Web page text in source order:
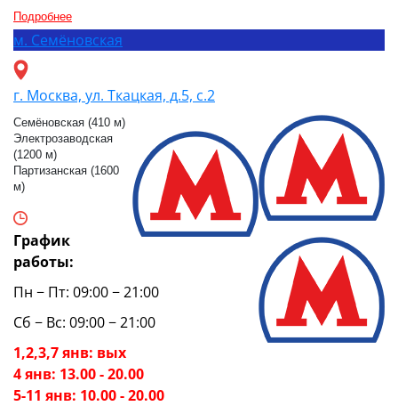
Подробнее
м. Семёновская
г. Москва, ул. Ткацкая, д.5, с.2
Семёновская (410 м)
Электрозаводская
(1200 м)
Партизанская (1600
м)
График
работы:
Пн − Пт: 09:00 − 21:00
Сб − Вс: 09:00 − 21:00
1,2,3,7 янв: вых
4 янв: 13.00 - 20.00
5-11 янв: 10.00 - 20.00